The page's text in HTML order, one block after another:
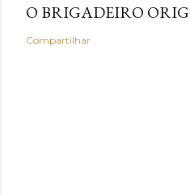
O BRIGADEIRO
Compartilhar